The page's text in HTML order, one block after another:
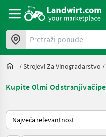
Pretraži ponude
/Strojevi Za Vinogradarstvo /
Kupite Olmi
Tako se sortira na